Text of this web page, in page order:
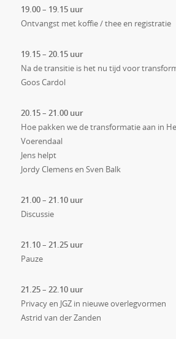
19.00 – 19.15 uur
Ontvangst met koffie / thee en registratie
19.15 – 20.15 uur
Na de transitie is het nu tijd voor
Goos Cardol
20.15 – 21.00 uur
Hoe pakken we de transformatie aan in
Voerendaal
Jens helpt
Jordy Clemens en Sven Balk
21.00 – 21.10 uur
Discussie
21.10 – 21.25 uur
Pauze
21.25 – 22.10 uur
Privacy en JGZ in nieuwe overlegvormen
Astrid van der Zanden